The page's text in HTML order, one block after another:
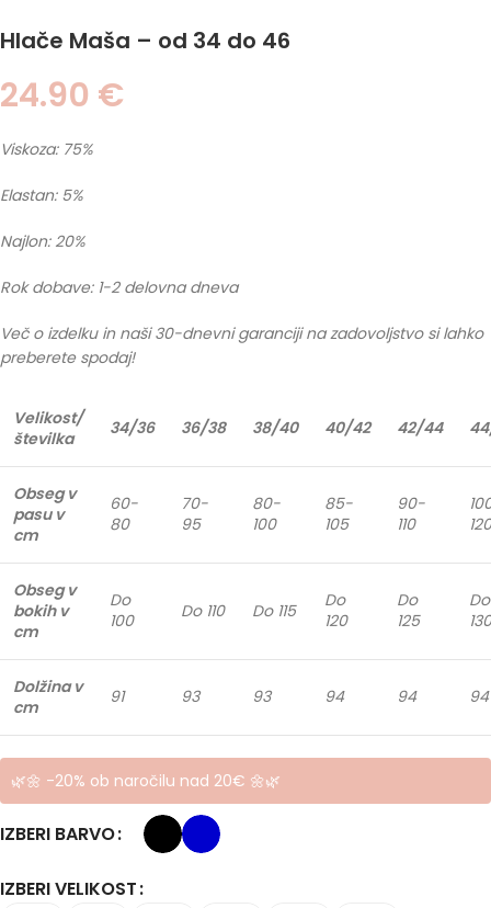
Hlače Maša – od 34 do 46
24.90 €
Viskoza: 75%
Elastan: 5%
Najlon: 20%
Rok dobave: 1-2 delovna dneva
Več o izdelku in naši 30-dnevni garanciji na zadovoljstvo si lahko
preberete spodaj!
Velikost/
številka
34/36 36/38 38/40 40/42 42/44
Obseg v
pasu v
cm
60-
80
70-
95
80-
100
85-
105
90-
110
120
Obseg v
bokih v
cm
Do
100
Do 110 Do 115
Do
120
Do
125
Do
130
Dolžina v
cm
91 93 93 94 94 94
🌿🌼 -20% ob naročilu nad 20€ 🌼🌿
IZBERI BARVO
IZBERI VELIKOST